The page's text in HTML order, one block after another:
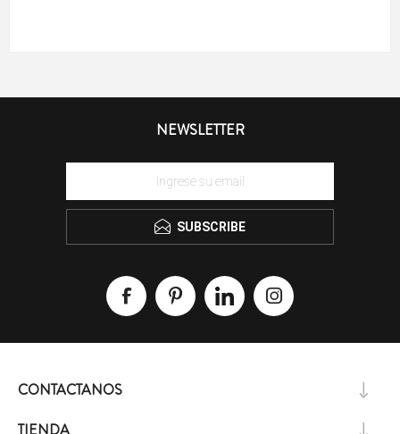
NEWSLETTER
SUBSCRIBE
CONTACTANOS